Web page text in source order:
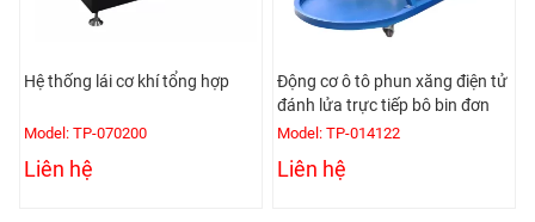
tổng hợp
Động cơ ô tô phun xăng điện tử
đánh lửa trực tiếp bô bin đơn
Model: TP-014122
Mô hình động cơ
xylanh phun dầu
Model: TPE-021145